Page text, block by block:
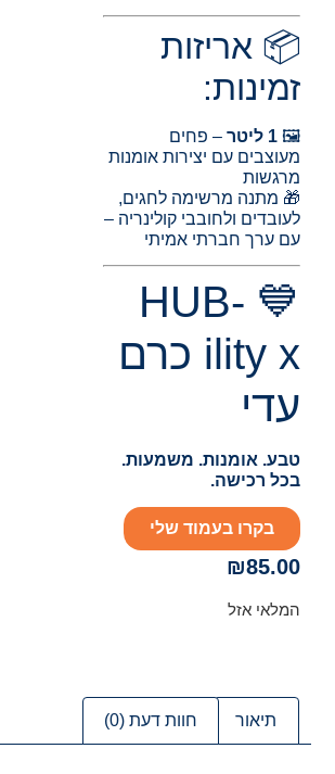
📦 אריזות
זמינות:
🖼️1 ליטר
– פחים
מעוצבים עם יצירות אומנות
מרגשות
🎁 מתנה מרשימה לחגים,
לעובדים ולחובבי קולינריה –
עם ערך חברתי אמיתי
💙 HUB-
ility x כרם
עדי
טבע. אומנות. משמעות.
בכל רכישה.
בקרו בעמוד שלי
₪85.00
המלאי אזל
תיאור חוות דעת (0)